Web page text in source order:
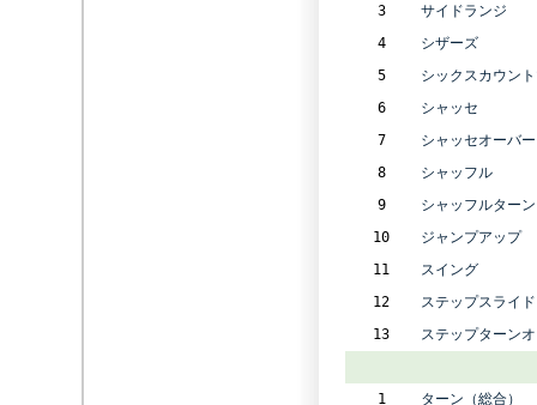
3
サイドランジ
4
シザーズ
5
シックスカウン
6
シャッセ
7
シャッセオーバー
8
シャッフル
9
シャッフルターン
10
ジャンプアップ
11
スイング
12
ステップスライド
13
ステップターン
1
ターン（総合）